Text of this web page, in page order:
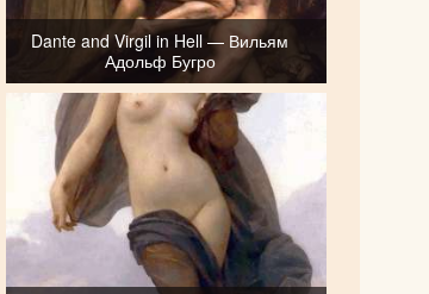
Dante and Virgil in Hell — Вильям
Адольф Бугро